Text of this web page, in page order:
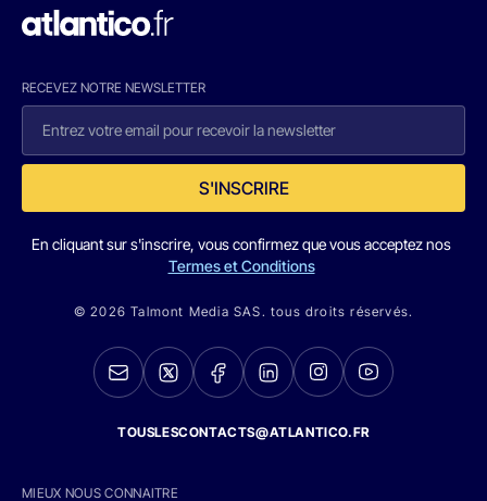
RECEVEZ NOTRE NEWSLETTER
S'INSCRIRE
En cliquant sur s'inscrire, vous confirmez que vous acceptez nos
Termes et Conditions
© 2026 Talmont Media SAS. tous droits réservés.
TOUSLESCONTACTS@ATLANTICO.FR
MIEUX NOUS CONNAITRE